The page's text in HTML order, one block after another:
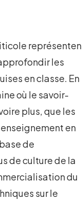
les
en classe. En
où le savoir-
plus, que les
en
de
de culture de la
du
sur le